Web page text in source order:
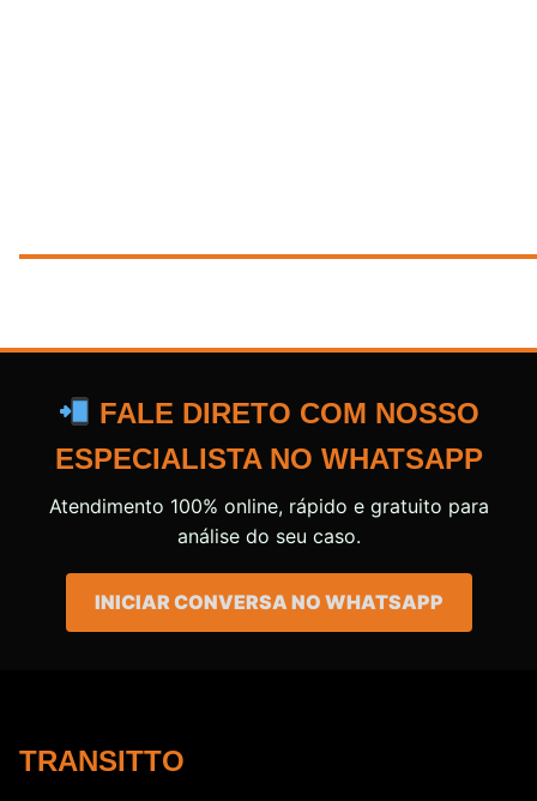
FALE DIRETO COM NOSSO
ESPECIALISTA NO WHATSAPP
Atendimento 100% online, rápido e gratuito para
análise do seu caso.
INICIAR CONVERSA NO WHATSAPP
TRANSITTO